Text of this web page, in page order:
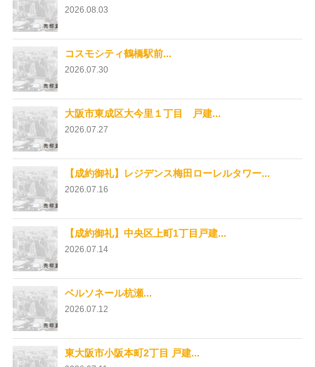
2026.08.03
コスモシティ鶴橋駅前...
2026.07.30
大阪市東成区大今里１丁目 戸建...
2026.07.27
【成約御礼】レジデンス梅田ローレルタワー...
2026.07.16
【成約御礼】中央区上町1丁目戸建...
2026.07.14
ベルソネール杭瀬...
2026.07.12
東大阪市小阪本町2丁目 戸建...